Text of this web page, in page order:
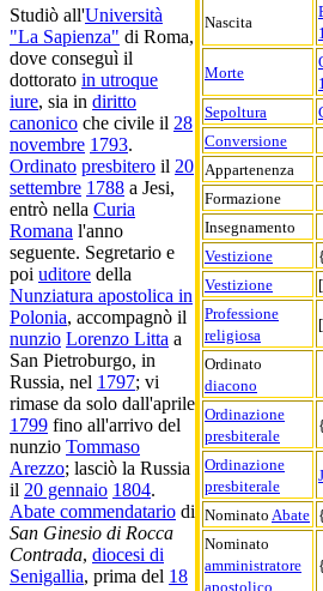
Nascita
Morte
Sepoltura
Conversione
Appartenenza
Formazione
Insegnamento
Vestizione
Vestizione
Professione
religiosa
Ordinato
diacono
Ordinazione
presbiterale
Ordinazione
presbiterale
Nominato Abate
Nominato
amministratore
apostolico
Studiò all'Università
"La Sapienza" di Roma,
dove conseguì il
dottorato in utroque
iure, sia in diritto
canonico che civile il 28
novembre 1793.
Ordinato presbitero il 20
settembre 1788 a Jesi,
entrò nella Curia
Romana l'anno
seguente. Segretario e
poi uditore della
Nunziatura apostolica in
Polonia, accompagnò il
nunzio Lorenzo Litta a
San Pietroburgo, in
Russia, nel 1797; vi
rimase da solo dall'aprile
1799 fino all'arrivo del
nunzio Tommaso
Arezzo; lasciò la Russia
il 20 gennaio 1804.
Abate commendatario di
San Ginesio di Rocca
Contrada, diocesi di
Senigallia, prima del 18